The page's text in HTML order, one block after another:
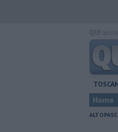
Home